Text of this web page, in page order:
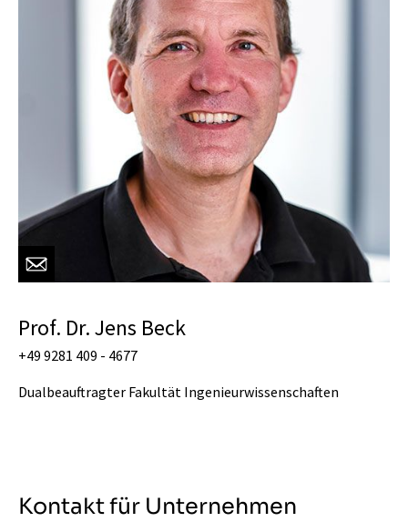
Prof. Dr. Jens Beck
+49 9281 409 - 4677
Dualbeauftragter Fakultät Ingenieurwissenschaften
Kontakt für Unternehmen